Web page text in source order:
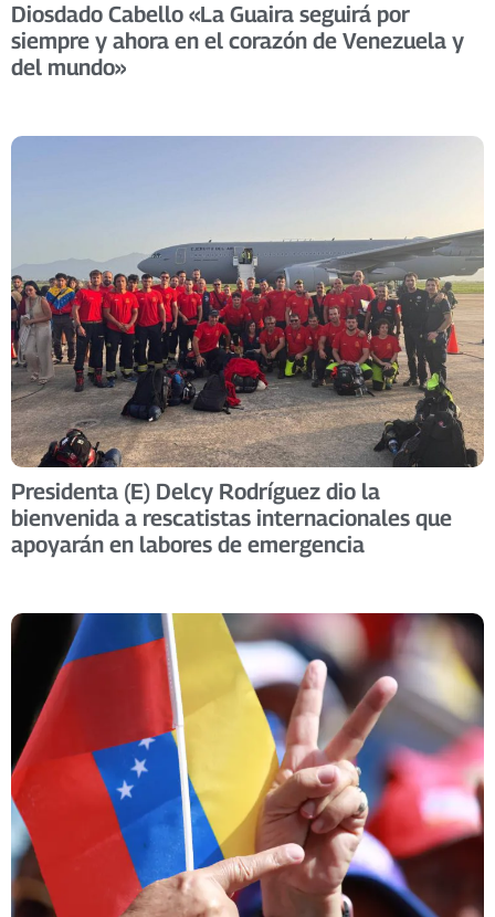
Diosdado Cabello «La Guaira seguirá por
siempre y ahora en el corazón de Venezuela y
del mundo»
Presidenta (E) Delcy Rodríguez dio la
bienvenida a rescatistas internacionales que
apoyarán en labores de emergencia